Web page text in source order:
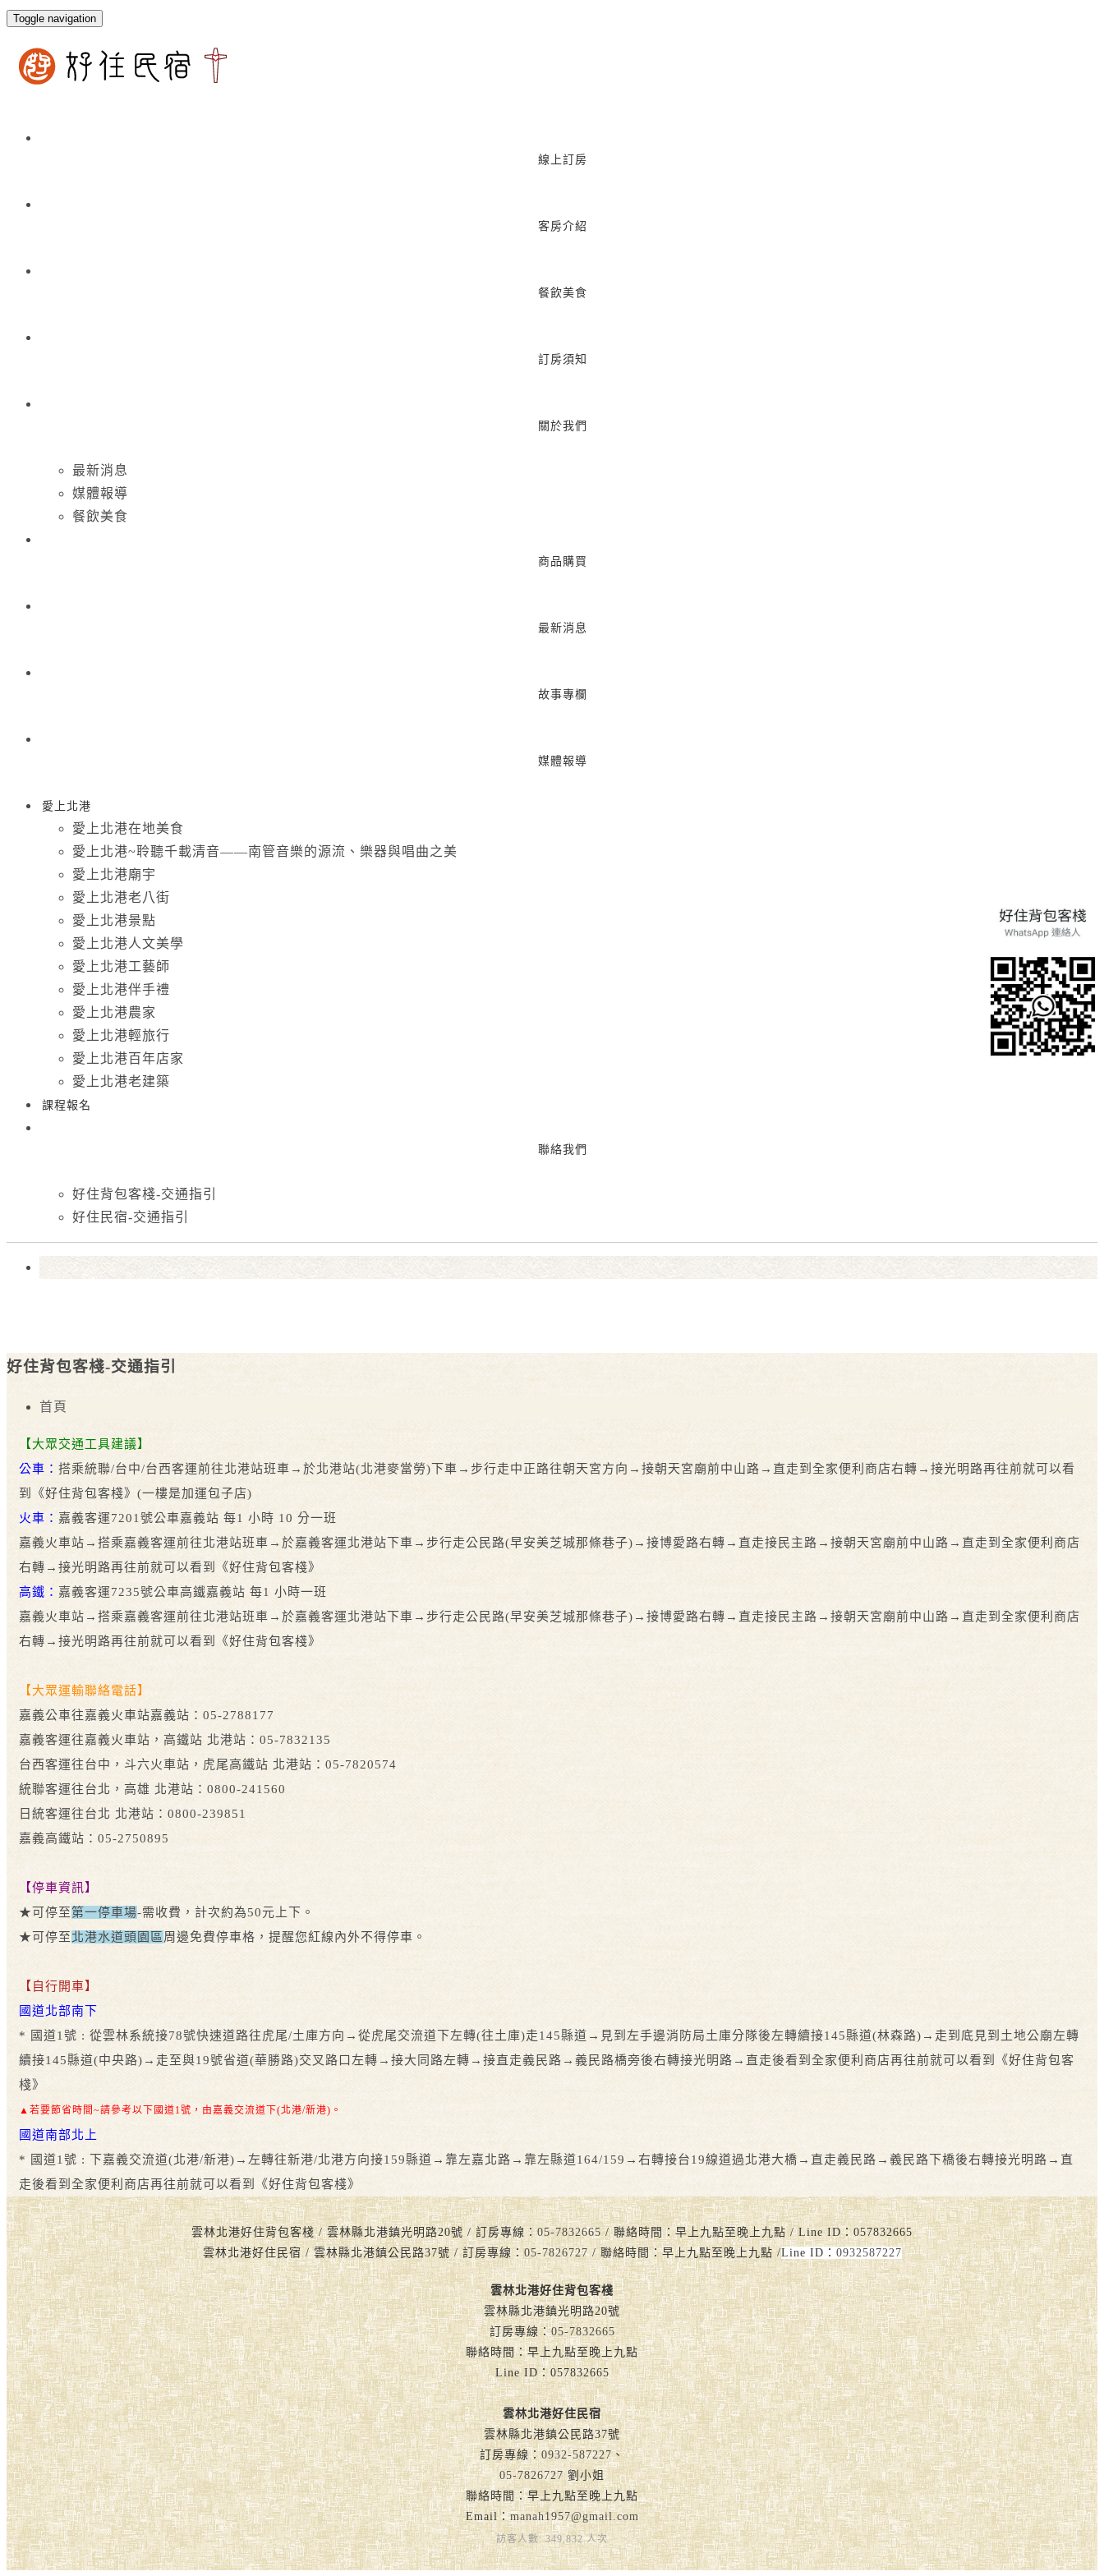
Toggle navigation
線上訂房
客房介紹
餐飲美食
訂房須知
關於我們
最新消息
媒體報導
餐飲美食
商品購買
最新消息
故事專欄
媒體報導
愛上北港
愛上北港在地美食
愛上北港~聆聽千載清音——南管音樂的源流、樂器與唱曲之美
愛上北港廟宇
愛上北港老八街
愛上北港景點
愛上北港人文美學
愛上北港工藝師
愛上北港伴手禮
愛上北港農家
愛上北港輕旅行
愛上北港百年店家
愛上北港老建築
課程報名
聯絡我們
好住背包客棧-交通指引
好住民宿-交通指引
好住背包客棧-交通指引
首頁
【大眾交通工具建議】
公車： 搭乘統聯/台中/台西客運前往北港站班車→於北港站(北港麥當勞)下車→步行走中正路往朝天宮方向→接朝天宮廟前中山路→直走到全家便利商店右轉→接光明路再往前就可以看
到《好住背包客棧》(一樓是加運包子店)
火車： 嘉義客運7201號公車嘉義站 每1 小時 10 分一班
嘉義火車站→搭乘嘉義客運前往北港站班車→於嘉義客運北港站下車→步行走公民路(早安美芝城那條巷子)→接博愛路右轉→直走接民主路→ 接朝天宮廟前中山路→直走到全家便利商店
右轉→接光明路再往前就可以看到《好住背包客棧》
高鐵： 嘉義客運7235號公車高鐵嘉義站 每1 小時一班
嘉義火車站→搭乘嘉義客運前往北港站班車→於嘉義客運北港站下車→步行走公民路(早安美芝城那條巷子)→接博愛路右轉→直走接民主路→ 接朝天宮廟前中山路→直走到全家便利商店
右轉→接光明路再往前就可以看到《好住背包客棧》
【大眾運輸聯絡電話】
嘉義公車往嘉義火車站嘉義站：05-2788177
嘉義客運往嘉義火車站，高鐵站 北港站：05-7832135
台西客運往台中，斗六火車站，虎尾高鐵站 北港站：05-7820574
統聯客運往台北，高雄 北港站：0800-241560
日統客運往台北 北港站：0800-239851
嘉義高鐵站：05-2750895
【停車資訊】
★可停至第一停車場-需收費，計次約為50元上下。
★可停至北港水道頭園區 周邊免費停車格，提醒您紅線內外不得停車。
【自行開車】
國道北部南下
* 國道1號 : 從雲林系統接78號快速道路往虎尾/土庫方向→從虎尾交流道下左轉(往土庫)走145縣道→見到左手邊消防局土庫分隊後左轉續接145縣道(林森路)→走到底見到土地公廟左轉
續接145縣道(中央路)→走至與19號省道(華勝路)交叉路口左轉→接大同路左轉→接直走義民路→義民路橋旁後右轉接光明路→直走後看到全家便利商店再往前就可以看到《好住背包客
棧》
▲若要節省時間~請參考以下國道1號，由嘉義交流道下(北港/新港)。
國道南部北上
* 國道1號 : 下嘉義交流道(北港/新港)→左轉往新港/北港方向接159縣道→靠左嘉北路→靠左縣道164/159→右轉接台19線道過北港大橋→直走義民路→義民路下橋後右轉接光明路→直
走後看到全家便利商店再往前就可以看到《好住背包客棧》
雲林北港好住背包客棧 / 雲林縣北港鎮光明路20號 / 訂房專線：05-7832665/ 聯絡時間：早上九點至晚上九點 / Line ID：057832665
雲林北港好住民宿 / 雲林縣北港鎮公民路37號 / 訂房專線：05-7826727/ 聯絡時間：早上九點至晚上九點 /Line ID： 0932587227
雲林北港好住背包客棧
雲林縣北港鎮光明路20號
訂房專線：05-7832665
聯絡時間：早上九點至晚上九點
Line ID：057832665
雲林北港好住民宿
雲林縣北港鎮公民路37號
訂房專線：0932-587227、
05-7826727劉小姐
聯絡時間：早上九點至晚上九點
Email：manah1957@gmail.com
訪客人數: 349,832 人次